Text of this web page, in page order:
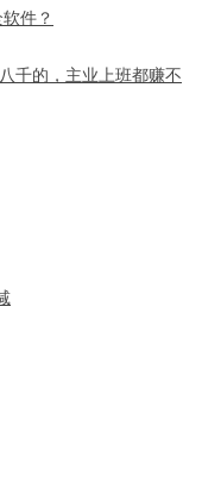
件？
千的，主业上班都赚不